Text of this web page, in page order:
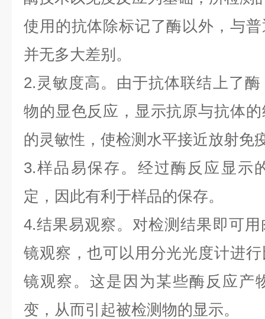
使用的抗体除标记了酶以外，与
并无多大差别。
2.灵敏度高。由于抗体联结上了
物的显色反应，显示抗原与抗体
的灵敏性，使检测水平接近放射免
3.样品易保存。经过酶反应显示
定，因此有利于样品的保存。
4.结果易观察。对检测结果即可
镜观察，也可以用分光光度计进
镜观察。这是因为某些酶反应产
变，从而引起被检测物的显示。